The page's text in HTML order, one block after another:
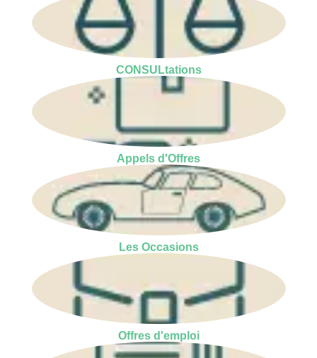
CONSULtations
Appels d'Offres
Les Occasions
Offres d'emploi